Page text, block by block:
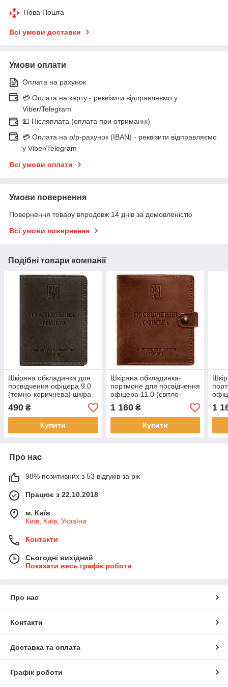
Нова Пошта
Всі умови доставки
Умови оплати
Оплата на рахунок
💳 Оплата на карту - реквізити відправляємо у
Viber/Telegram
💵 Післяплата (оплата при отриманні)
💳 Оплата на р/р-рахунок (IBAN) - реквізити відправляємо
у Viber/Telegram
Всі умови оплати
Умови повернення
Повернення товару впродовж 14 днів за домовленістю
Всі умови повернення
Подібні товари компанії
Шкіряна обкладинка для
посвідчення офіцера 9.0
(темно-коричнева) шкіра
Crazy Horse
490 ₴
Купити
Шкіряна обкладинка-
портмоне для посвідчення
офіцера 11.0 (світло-
коричнева) шкіра Crazy
Horse
1 160₴
Купити
1
Про нас
98% позитивних з 53 відгуків за рік
Працює з 22.10.2018
м. Київ
Київ, Київ, Україна
Контакти
Сьогодні вихідний
Показати весь графік роботи
Про нас
Контакти
Доставка та оплата
Графік роботи